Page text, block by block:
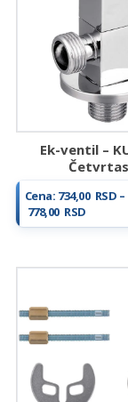
Ek-ventil –
Cena: 734,00 RSD –
778,00 RSD
Raspon
cena: